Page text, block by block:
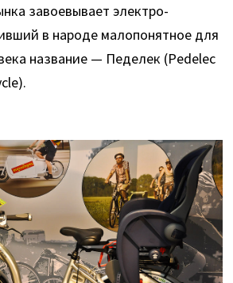
завоевывает электро-
в народе малопонятное для
название — Педелек (Pedelec